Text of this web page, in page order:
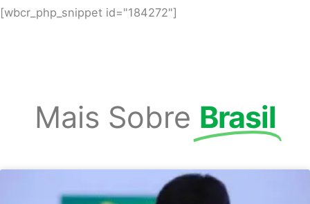
[wbcr_php_snippet id="184272"]
Mais Sobre Brasil